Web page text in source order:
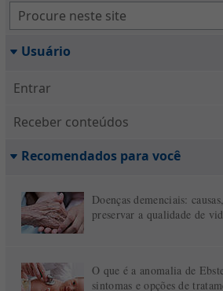
Usuário
Entrar
Receber conteúdos
Recomendados para você
Doenças demenciais:
preservar a qualidade de
O que é a anomalia de
sintomas e opções de